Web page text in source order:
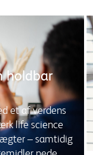
holdbar
et af verdens
life science
– samtidig